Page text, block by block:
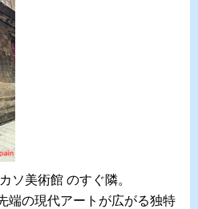
ソ美術館 のすぐ隣。
端の現代アートが広がる独特